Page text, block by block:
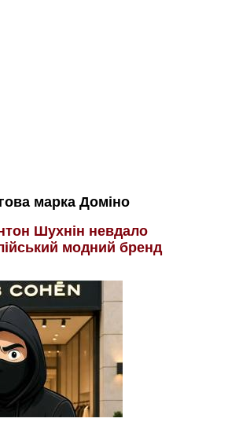
марка Доміно
Шухнін невдало
модний бренд